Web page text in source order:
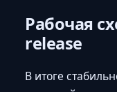
Рабочая
release
В итоге